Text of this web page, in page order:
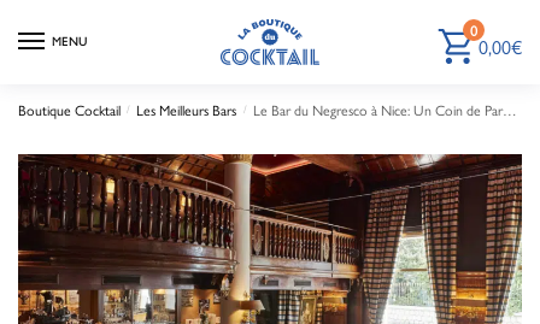
MENU 0
0,00€
Boutique Cocktail / Les Meilleurs Bars / Le Bar du Negresco à Nice: Un Coin de Paradis pour les Amoureux des Cocktails